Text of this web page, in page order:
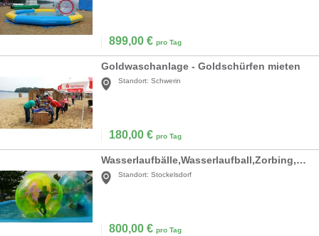
899,00 € pro Tag
Goldwaschanlage - Goldschürfen mieten
Standort: Schwerin
180,00 € pro Tag
Wasserlaufbälle,Wasserlaufball,Zorbing,Wasserspiele
Standort: Stockelsdorf
800,00 € pro Tag